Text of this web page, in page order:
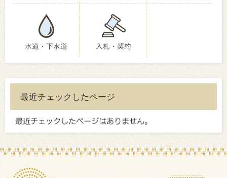
水道・下水道 入札・契約
最近チェックしたページ
最近チェックしたページはありません。